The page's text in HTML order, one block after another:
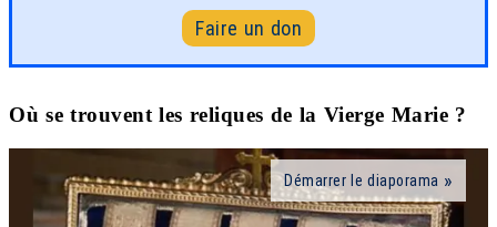
Faire un don
Où se trouvent les reliques de la Vierge Marie ?
Démarrer le diaporama